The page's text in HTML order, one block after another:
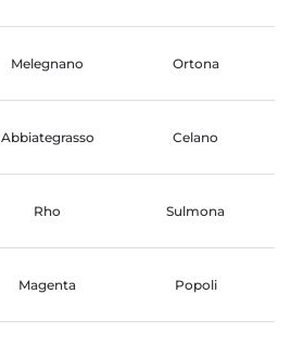
Melegnano Ortona
Abbiategrasso Celano
Rho Sulmona
Magenta Popoli